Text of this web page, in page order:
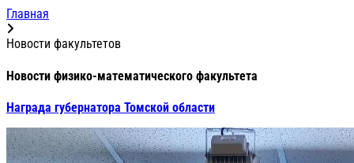
Главная
Новости факультетов
Новости физико-математического факультета
Награда губернатора Томской области